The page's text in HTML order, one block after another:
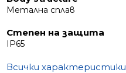
Метална сплав
Степен на защита
IP65
Всички характеристики